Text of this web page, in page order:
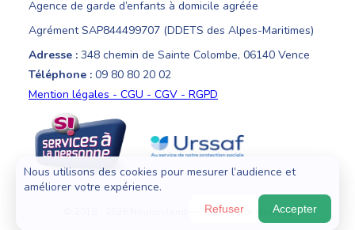
Agence de garde d’enfants à domicile agréée
Agrément SAP844499707 (DDETS des Alpes-Maritimes)
Adresse : 348 chemin de Sainte Colombe, 06140 Vence
Téléphone : 09 80 80 20 02
Mention légales - CGU - CGV - RGPD
© 2018 - 2026 Nounouland — Tous droits réservés
Nous utilisons des cookies pour mesurer l’audience et
améliorer votre expérience.
Refuser Accepter